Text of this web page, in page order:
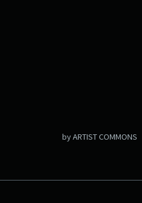
by ARTIST COMMONS